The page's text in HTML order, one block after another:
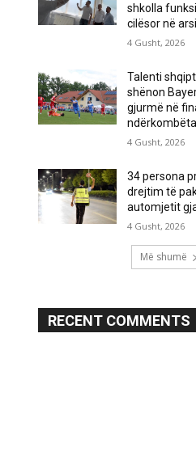
shkolla
cilësor në
4 Gusht, 2026
Talenti
shënon
gjurmë në
4 Gusht, 2026
34 persona
drejtim të
automjetit
4 Gusht, 2026
Më shumë
RECENT COMMENTS